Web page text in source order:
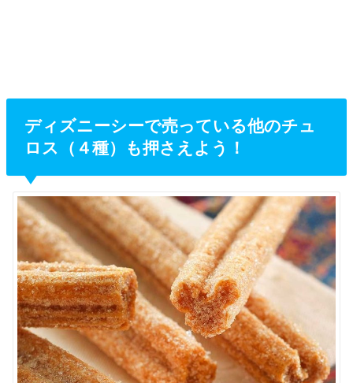
ディズニーシーで売っている他のチュ
ロス（４種）も押さえよう！